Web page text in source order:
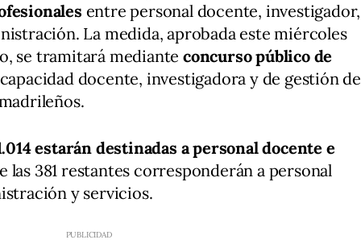
entre personal docente, investigador,
La medida, aprobada este miércoles
se tramitará mediante concurso público de
docente, investigadora y de gestión de
estarán destinadas a personal docente e
las 381 restantes corresponderán a personal
y servicios.